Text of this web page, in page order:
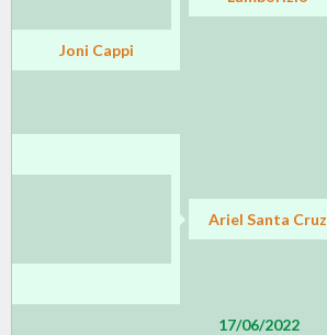
Joni Cappi
Ariel Santa Cruz
17/06/2022